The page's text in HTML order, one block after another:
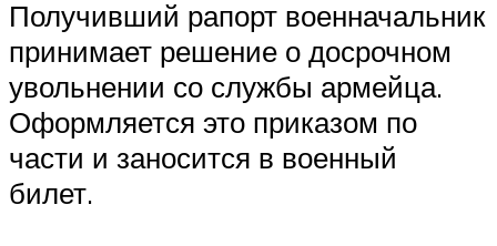
Получивший рапорт военначальник
принимает решение о досрочном
увольнении со службы армейца.
Оформляется это приказом по
части и заносится в военный
билет.